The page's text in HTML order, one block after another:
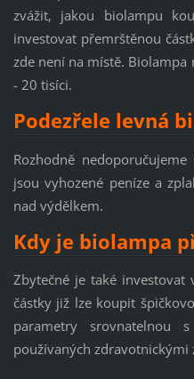
zvážit, jakou biolampu
investovat přemrštěnou
zde není na místě.
- 20 tisíci.
Podezřele levná
Rozhodně
jsou vyhozené peníze a
nad výdělkem.
Kdy je biolampa
Zbytečné je také
částky již lze koupit
parametry srovnatelnou
používaných zdravotnickými